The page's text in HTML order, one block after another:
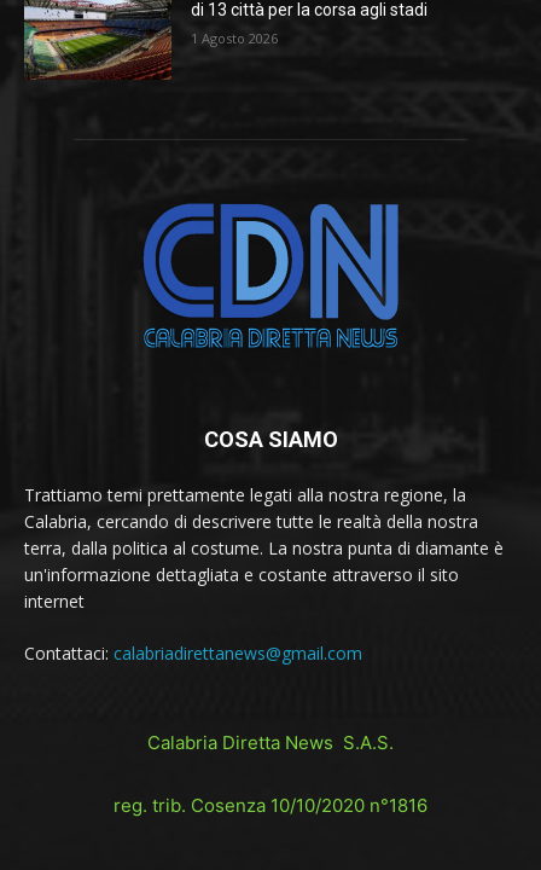
di 13 città per la corsa agli stadi
1 Agosto 2026
COSA SIAMO
Trattiamo temi prettamente legati alla nostra regione, la
Calabria, cercando di descrivere tutte le realtà della nostra
terra, dalla politica al costume. La nostra punta di diamante è
un'informazione dettagliata e costante attraverso il sito
internet
Contattaci: calabriadirettanews@gmail.com
Calabria Diretta News S.A.S.
reg. trib. Cosenza 10/10/2020 n°1816